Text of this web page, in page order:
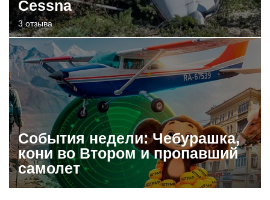
Cessna
3 отзыва
События недели: Чебурашка,
кони во Втором и пропавший
самолет